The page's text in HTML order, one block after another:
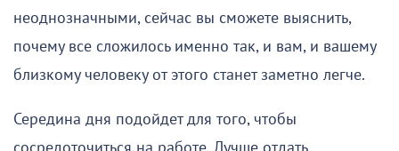
неоднозначными, сейчас вы сможете выяснить,
почему все сложилось именно так, и вам, и вашему
близкому человеку от этого станет заметно легче.
Середина дня подойдет для того, чтобы